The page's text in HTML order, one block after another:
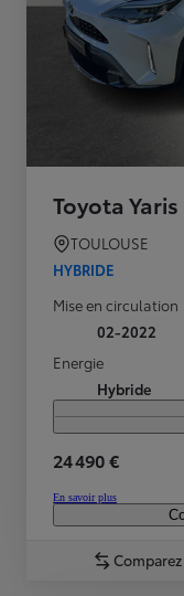
Toyota
TOULOUSE
HYBRIDE
Mise en circulation
02-2022
Energie
Hybride
24 490 €
En savoir plus
Comparez